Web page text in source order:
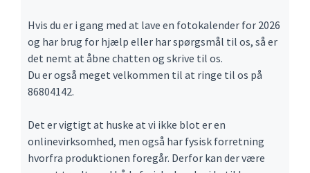
Hvis du er i gang med at lave en fotokalender for 2026
og har brug for hjælp eller har spørgsmål til os, så er
det nemt at åbne chatten og skrive til os.
Du er også meget velkommen til at ringe til os på
86804142.
Det er vigtigt at huske at vi ikke blot er en
onlinevirksomhed, men også har fysisk forretning
hvorfra produktionen foregår. Derfor kan der være